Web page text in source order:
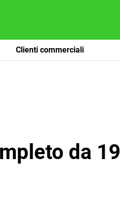
Clienti commerciali
da 19